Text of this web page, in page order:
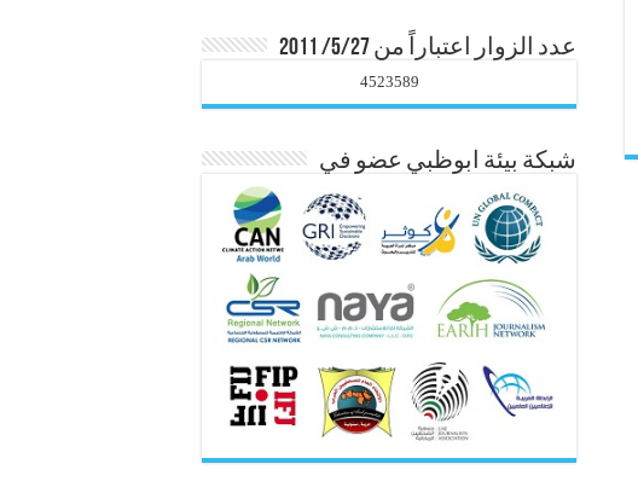
عدد الزوار اعتباراً من 5/27/ 2011
4523589
شبكة بيئة ابوظبي عضو في